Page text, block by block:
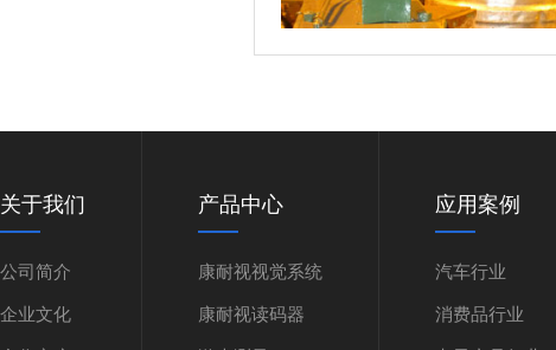
关于我们
公司简介
企业文化
产品中心
康耐视视觉系统
康耐视读码器
应用案例
汽车行业
消费品行业